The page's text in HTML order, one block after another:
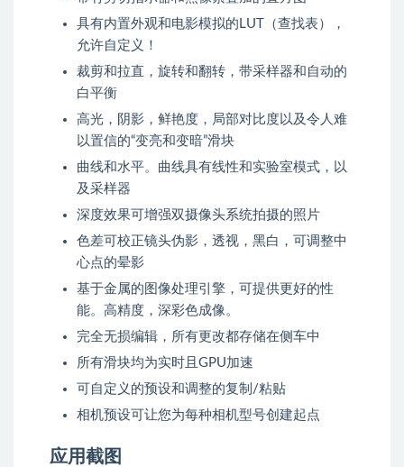
具有内置外观和电影模拟的LUT（查找表），
允许自定义！
裁剪和拉直，旋转和翻转，带采样器和自动的
白平衡
高光，阴影，鲜艳度，局部对比度以及令人难
以置信的“变亮和变暗”滑块
曲线和水平。曲线具有线性和实验室模式，以
及采样器
深度效果可增强双摄像头系统拍摄的照片
色差可校正镜头伪影，透视，黑白，可调整中
心点的晕影
基于金属的图像处理引擎，可提供更好的性
能。高精度，深彩色成像。
完全无损编辑，所有更改都存储在侧车中
所有滑块均为实时且GPU加速
可自定义的预设和调整的复制/粘贴
相机预设可让您为每种相机型号创建起点
应用截图